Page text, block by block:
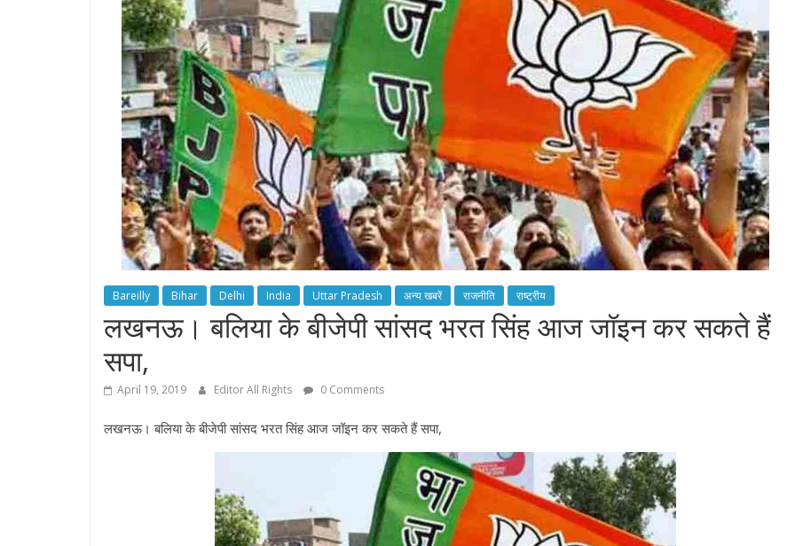
Bareilly Bihar Delhi India Uttar Pradesh अन्य खबरें राजनीति राष्ट्रीय
लखनऊ। बलिया के बीजेपी सांसद भरत सिंह आज जॉइन कर सकते हैं
सपा,
April 19, 2019 Editor All Rights 0 Comments
लखनऊ। बलिया के बीजेपी सांसद भरत सिंह आज जॉइन कर सकते हैं सपा,